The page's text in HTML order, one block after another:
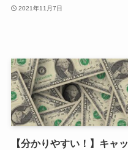
2021年11月7日
【分かりやすい！】キャッ